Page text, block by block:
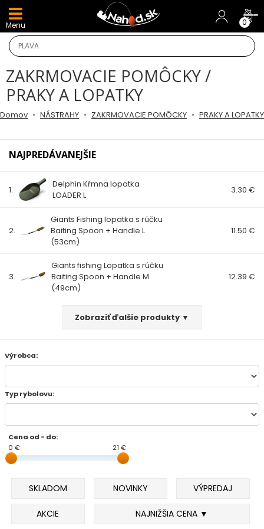
Menu 0
ZAKRMOVACIE POMÔCKY /
PRAKY A LOPATKY
Domov NÁSTRAHY ZAKRMOVACIE POMÔCKY PRAKY A LOPATKY
NAJPREDÁVANEJŠIE
1.
Delphin Kŕmna lopatka
LOADER L
3.30 €
2.
Giants Fishing lopatka s rúčku
Baiting Spoon + Handle L
(53cm)
11.50 €
3.
Giants fishing Lopatka s rúčku
Baiting Spoon + Handle M
(49cm)
12.39 €
Zobraziť ďalšie produkty ▼
Výrobca:
Typ rybolovu:
Cena od - do:
0 €
21 €
SKLADOM NOVINKY VÝPREDAJ
AKCIE NAJNIŽŠIA CENA ▼
DARČEKY A AKCIE
TOP AKCIE
AKCIOVÝ CAMPING
PRÚTY
FEEDER PRÚTY
TELESKOPICKÉ PRÚTY
SPODOVÉ A MARKEROVACIE PRÚTY